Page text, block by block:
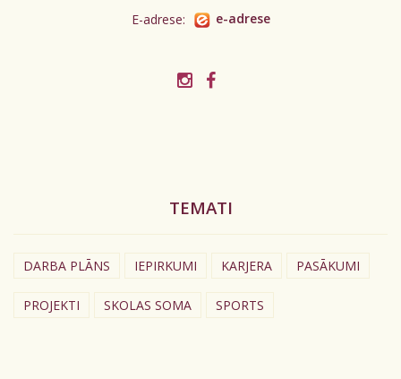
E-adrese:
e-adrese
TEMATI
DARBA PLĀNS IEPIRKUMI KARJERA PASĀKUMI
PROJEKTI SKOLAS SOMA SPORTS